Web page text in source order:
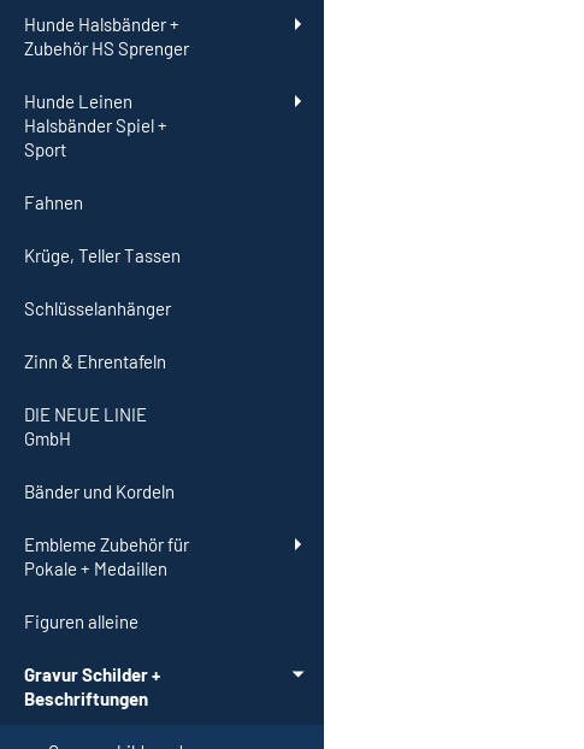
Hunde Halsbänder +
Zubehör HS Sprenger
Hunde Leinen
Halsbänder Spiel +
Sport
Fahnen
Krüge, Teller Tassen
Schlüsselanhänger
Zinn & Ehrentafeln
DIE NEUE LINIE
GmbH
Bänder und Kordeln
Embleme Zubehör für
Pokale + Medaillen
Figuren alleine
Gravur Schilder +
Beschriftungen